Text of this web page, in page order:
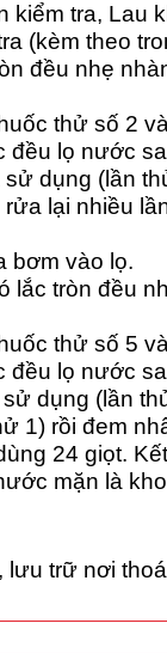
kiểm tra, Lau
(kèm theo
đều nhẹ
thử số 2
lọ nước
dụng (lần
lại nhiều
bơm vào lọ.
lắc tròn đều
thử số 5
lọ nước
dụng (lần
1) rồi đem
24 giọt.
mặn là
trữ nơi